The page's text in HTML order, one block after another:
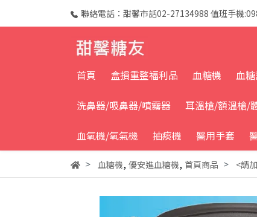
聯絡電話：甜馨市話02-27134988 值班手機
首頁 盒損重整福利品 血糖機 血
洗鼻器/吸鼻器/噴霧器 耳溫槍/額溫槍/
血氧機/氧氣機 抽痰機 醫用手套
血糖機, 優安進血糖機, 首頁商品 <請